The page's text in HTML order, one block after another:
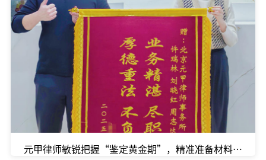
元甲律师敏锐把握“鉴定黄金期”，精准准备材料，一举